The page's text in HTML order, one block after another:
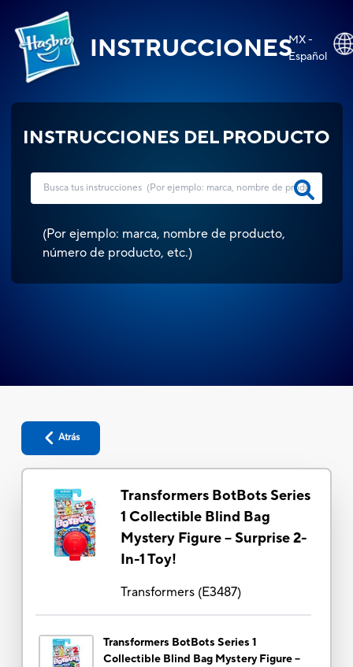
INSTRUCCIONESMX -
Español
INSTRUCCIONES DEL PRODUCTO
(Por ejemplo: marca, nombre de producto,
número de producto, etc.)
Atrás
Transformers BotBots Series
1 Collectible Blind Bag
Mystery Figure -- Surprise 2-
In-1 Toy!
Transformers(E3487)
Transformers BotBots Series 1
Collectible Blind Bag Mystery Figure --